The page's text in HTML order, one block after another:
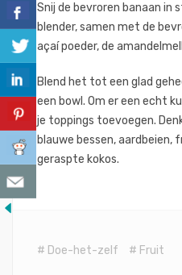
Snij de bevroren banaan in
blender, samen met de
açaí poeder, de
Blend het tot een glad
een bowl. Om er een echt
je toppings toevoegen.
blauwe bessen, aardbeien,
geraspte kokos.
Doe-het-zelf Fruit